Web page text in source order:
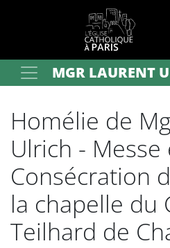
Votre rechercheMGR LAURENT
Homélie de
Ulrich - Messe
Consécration
la chapelle du
Teilhard de
Panneau de gestion des cookies